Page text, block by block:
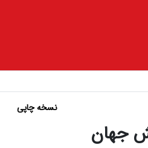
نسخه چاپی